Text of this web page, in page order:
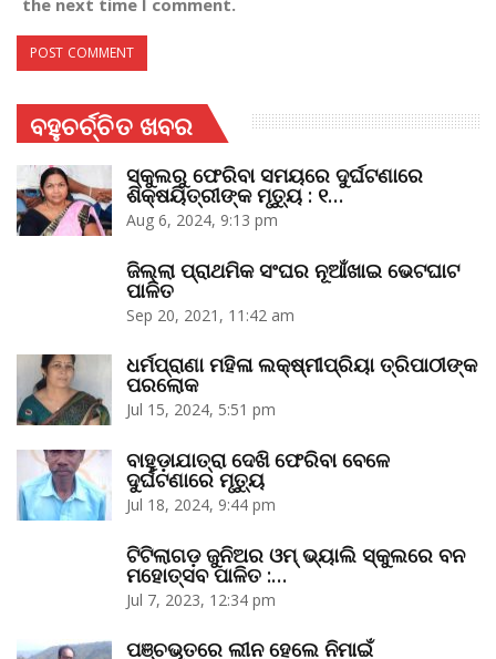
the next time I comment.
ବହୁଚର୍ଚ୍ଚିତ ଖବର
ସ୍କୁଲରୁ ଫେରିବା ସମୟରେ ଦୁର୍ଘଟଣାରେ
ଶିକ୍ଷୟିତ୍ରୀଙ୍କ ମୃତ୍ୟୁ : ୧…
Aug 6, 2024, 9:13 pm
ଜିଲ୍ଲା ପ୍ରାଥମିକ ସଂଘର ନୂଆଁଖାଇ ଭେଟଘାଟ
ପାଳିତ
Sep 20, 2021, 11:42 am
ଧର୍ମପ୍ରାଣା ମହିଳା ଲକ୍ଷ୍ମୀପ୍ରିୟା ତ୍ରିପାଠୀଙ୍କ
ପରଲୋକ
Jul 15, 2024, 5:51 pm
ବାହୁଡ଼ାଯାତ୍ରା ଦେଖି ଫେରିବା ବେଳେ
ଦୁର୍ଘଟଣାରେ ମୃତ୍ୟୁ
Jul 18, 2024, 9:44 pm
ଟିଟିଲାଗଡ଼ ଜୁନିଅର ଓମ୍‌ ଭ୍ୟାଲି ସ୍କୁଲରେ ବନ
ମହୋତ୍ସବ ପାଳିତ :…
Jul 7, 2023, 12:34 pm
ପଞ୍ଚଭୂତରେ ଲୀନ ହେଲେ ନିମାଇଁ